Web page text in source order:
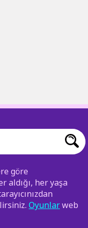
göre
aldığı, her yaşa
Oyunlarweb